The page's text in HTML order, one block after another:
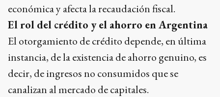
económica y afecta la recaudación fiscal.
El rol del crédito y el ahorro en Argentina
El otorgamiento de crédito depende, en última
instancia, de la existencia de ahorro genuino, es
decir, de ingresos no consumidos que se
canalizan al mercado de capitales.